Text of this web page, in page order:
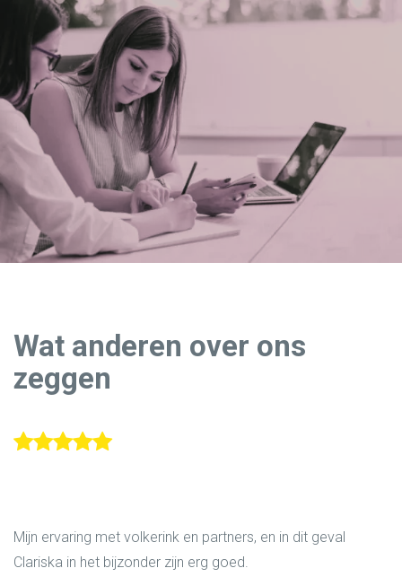
Wat anderen over ons
zeggen
Mijn ervaring met volkerink en partners, en in dit geval
Clariska in het bijzonder zijn erg goed.